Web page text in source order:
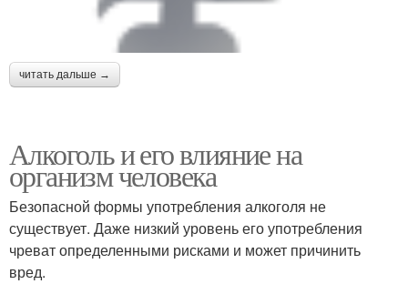
читать дальше →
Алкоголь и его влияние на
организм человека
Безопасной формы употребления алкоголя не
существует. Даже низкий уровень его употребления
чреват определенными рисками и может причинить
вред.